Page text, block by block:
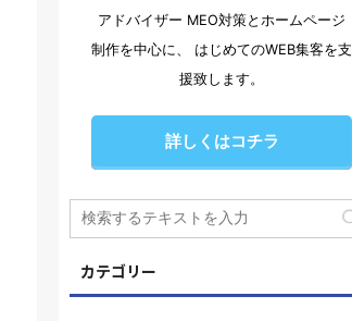
アドバイザー MEO対策とホームページ
制作を中心に、 はじめてのWEB集客を支
援致します。
詳しくはコチラ
カテゴリー